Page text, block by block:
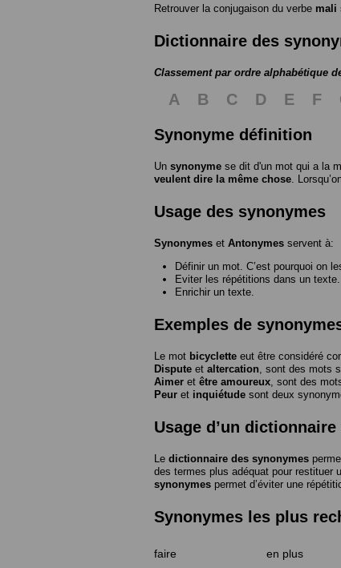
Retrouver la conjugaison du verbe mali
Dictionnaire des
Classement par ordre alphabétique
A B C D E F
Synonyme définition
Un synonyme se dit d'un mot qui a la
veulent dire la même chose .
Usage des synonymes
Synonymes et Antonymes servent à:
Définir un mot. C’est pourquoi on
Eviter les répétitions dans un texte.
Enrichir un texte.
Exemples de
Le mot bicyclette eut être considéré
Dispute et altercation , sont des mots
Aimer et être amoureux , sont des
Peur et inquiétude sont deux
Usage d’un
Le dictionnaire des synonymes
des termes plus adéquat pour restituer
synonymes permet d’éviter une
Synonymes les plus
faire en plus